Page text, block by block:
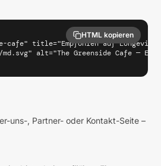
cafe" title="Empfohlen auf
alt="The Greenside Cafe —
HTML kopieren
uns-, Partner- oder Kontakt-Seite –